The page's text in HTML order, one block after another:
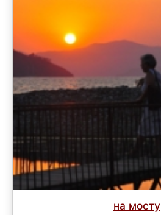
на мосту